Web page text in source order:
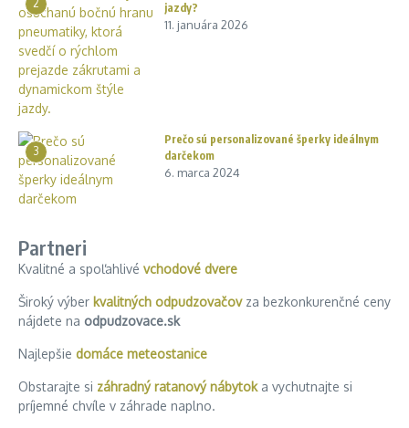
2
jazdy?
11. januára 2026
3
Prečo sú personalizované šperky ideálnym
darčekom
6. marca 2024
Partneri
Kvalitné a spoľahlivé vchodové dvere
Široký výber kvalitných odpudzovačovza bezkonkurenčné ceny
nájdete na odpudzovace.sk
Najlepšie domáce meteostanice
Obstarajte si záhradný ratanový nábytoka vychutnajte si
príjemné chvíle v záhrade naplno.